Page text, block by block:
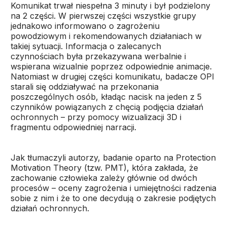
Komunikat trwał niespełna 3 minuty i był podzielony
na 2 części. W pierwszej części wszystkie grupy
jednakowo informowano o zagrożeniu
powodziowym i rekomendowanych działaniach w
takiej sytuacji. Informacja o zalecanych
czynnościach była przekazywana werbalnie i
wspierana wizualnie poprzez odpowiednie animacje.
Natomiast w drugiej części komunikatu, badacze OPI
starali się oddziaływać na przekonania
poszczególnych osób, kładąc nacisk na jeden z 5
czynników powiązanych z chęcią podjęcia działań
ochronnych – przy pomocy wizualizacji 3D i
fragmentu odpowiedniej narracji.
Jak tłumaczyli autorzy, badanie oparto na Protection
Motivation Theory (tzw. PMT), która zakłada, że
zachowanie człowieka zależy głównie od dwóch
procesów – oceny zagrożenia i umiejętności radzenia
sobie z nim i że to one decydują o zakresie podjętych
działań ochronnych.